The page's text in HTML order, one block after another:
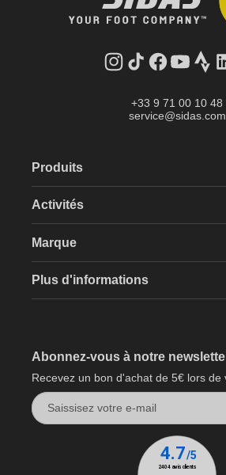
Instagram
Tik
Facebook
YouTube
Strava
+33 9 71 00 10 48
service@sidas.com
Produits
Activités
Marque
Plus d'informations
Abonnez-vous à notre
Recevez un bon d'achat de 5€ lors de
Saissisez votre e-mail